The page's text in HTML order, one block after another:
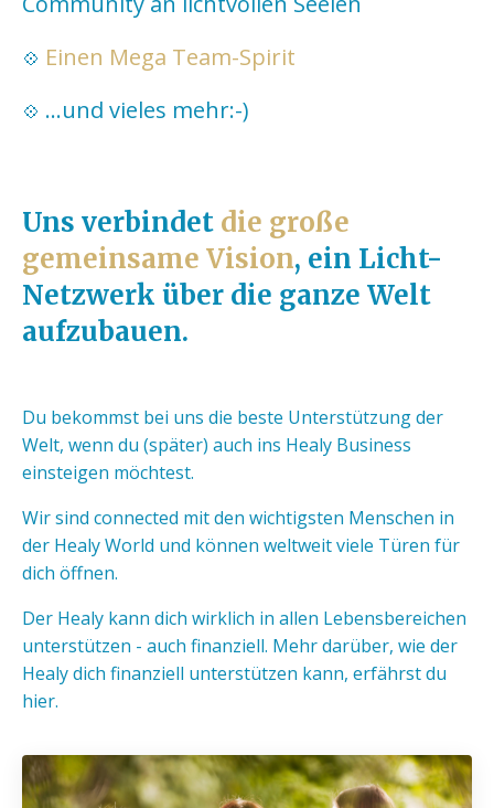
💠 Einen Mega Team-Spirit
💠 ...und vieles mehr:-)
Uns verbindet die große
gemeinsame Vision, ein Licht-
Netzwerk über die ganze Welt
aufzubauen.
Du bekommst bei uns die beste Unterstützung der
Welt, wenn du (später) auch ins Healy Business
einsteigen möchtest.
Wir sind connected mit den wichtigsten Menschen in
der Healy World und können weltweit viele Türen für
dich öffnen.
Der Healy kann dich wirklich in allen Lebensbereichen
unterstützen - auch finanziell. Mehr darüber, wie der
Healy dich finanziell unterstützen kann, erfährst du
hier.